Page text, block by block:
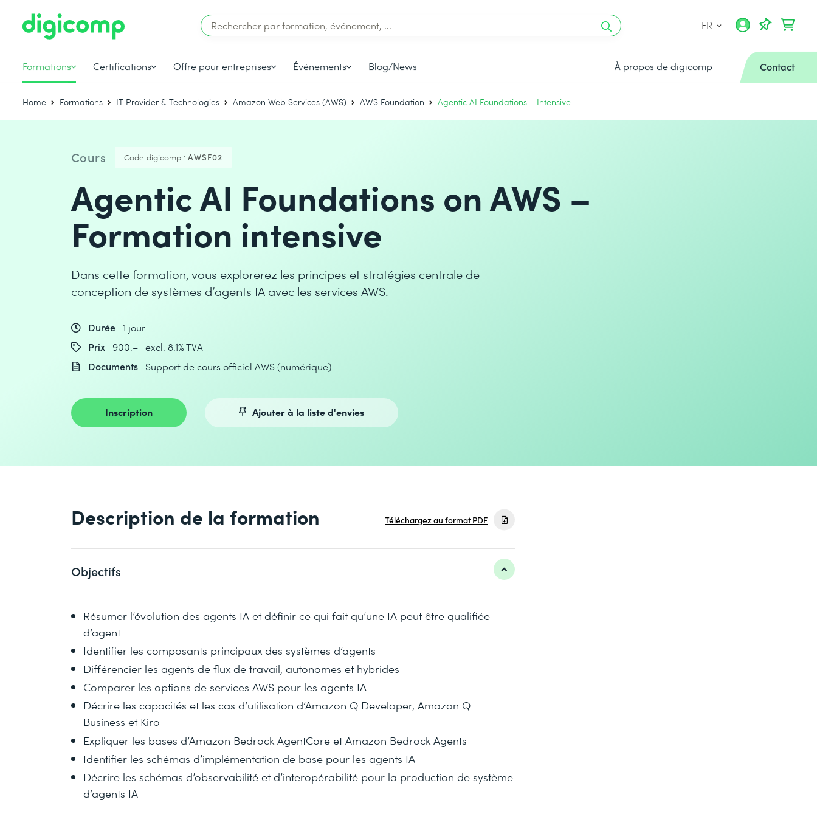
FR
Formations Certifications Offre pour entreprises Événements Blog/News À propos de digicomp Contact
Home Formations IT Provider & Technologies Amazon Web Services (AWS) AWS Foundation Agentic AI Foundations – Intensive
Cours Code digicomp : AWSF02
Agentic AI Foundations on AWS –
Formation intensive
Dans cette formation, vous explorerez les principes et stratégies centrale de
conception de systèmes d’agents IA avec les services AWS.
Durée 1 jour
Prix
900.– excl. 8.1% TVA
Documents
Support de cours officiel AWS (numérique)
Inscription Ajouter à la liste d'envies
Description de la formation Téléchargez au format PDF
Objectifs
Résumer l’évolution des agents IA et définir ce qui fait qu’une IA peut être qualifiée
d’agent
Identifier les composants principaux des systèmes d’agents
Différencier les agents de flux de travail, autonomes et hybrides
Comparer les options de services AWS pour les agents IA
Décrire les capacités et les cas d’utilisation d’Amazon Q Developer, Amazon Q
Business et Kiro
Expliquer les bases d’Amazon Bedrock AgentCore et Amazon Bedrock Agents
Identifier les schémas d’implémentation de base pour les agents IA
Décrire les schémas d’observabilité et d’interopérabilité pour la production de système
d’agents IA